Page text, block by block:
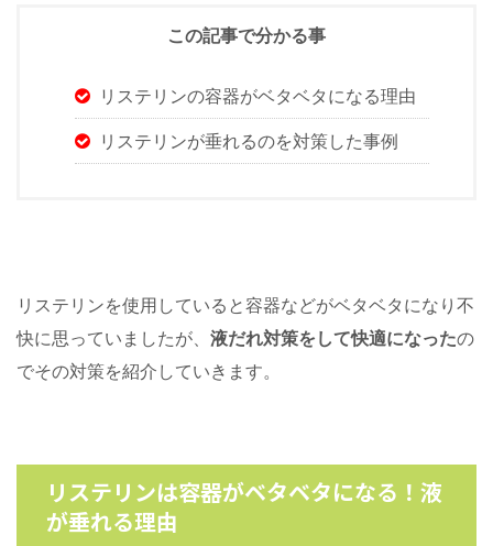
この記事で分かる事
リステリンの容器がベタベタになる理由
リステリンが垂れるのを対策した事例
リステリンを使用していると容器などがベタベタになり不
快に思っていましたが、 液だれ対策をして快適になったの
でその対策を紹介していきます。
リステリンは容器がベタベタになる！液
が垂れる理由